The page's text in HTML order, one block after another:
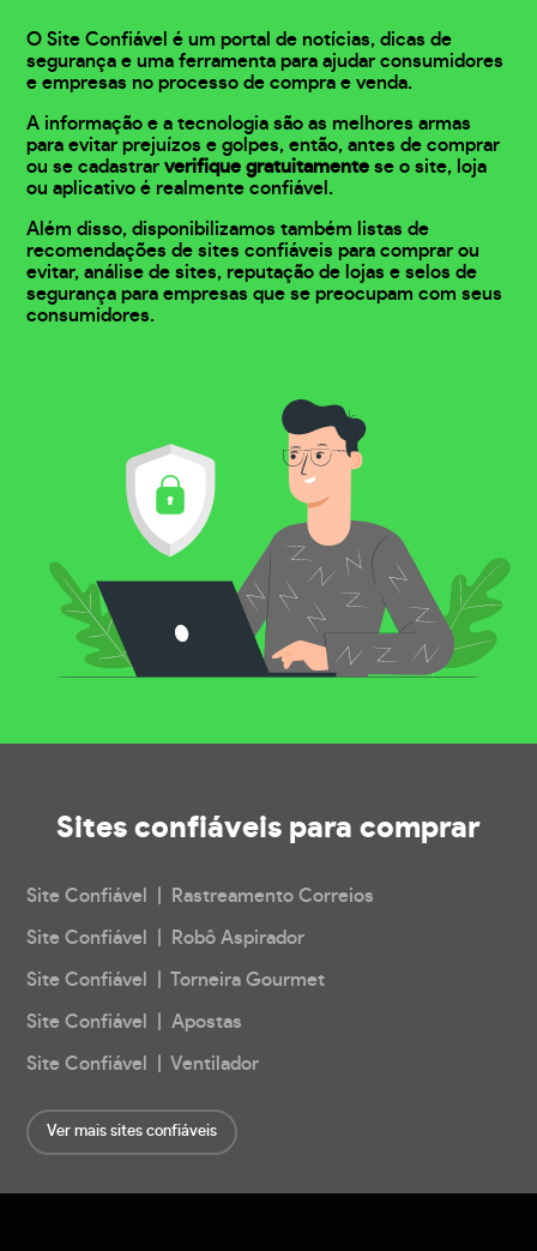
O Site Confiável é um portal de notícias, dicas de
segurança e uma ferramenta para ajudar consumidores
e empresas no processo de compra e venda.
A informação e a tecnologia são as melhores armas
para evitar prejuízos e golpes, então, antes de comprar
ou se cadastrarverifique gratuitamente se o site, loja
ou aplicativo é realmente confiável.
Além disso, disponibilizamos também listas de
recomendações de sites confiáveis para comprar ou
evitar, análise de sites, reputação de lojas e selos de
segurança para empresas que se preocupam com seus
consumidores.
Sites confiáveis para comprar
Site Confiável | Rastreamento Correios
Site Confiável | Robô Aspirador
Site Confiável | Torneira Gourmet
Site Confiável | Apostas
Site Confiável | Ventilador
Ver mais sites confiáveis